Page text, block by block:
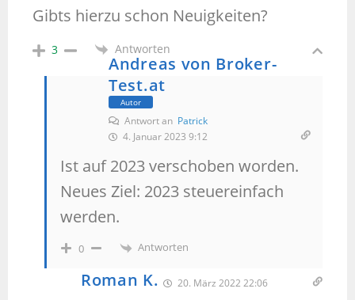
Gibts hierzu schon Neuigkeiten?
3 Antworten
Andreas von Broker-
Test.at
Autor
Antwort an Patrick
4. Januar 2023 9:12
Ist auf 2023 verschoben worden.
Neues Ziel: 2023 steuereinfach
werden.
0 Antworten
Roman K. 20. März 2022 22:06